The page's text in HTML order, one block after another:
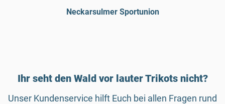
Neckarsulmer Sportunion
Ihr seht den Wald vor lauter Trikots nicht?
Unser Kundenservice hilft Euch bei allen Fragen rund